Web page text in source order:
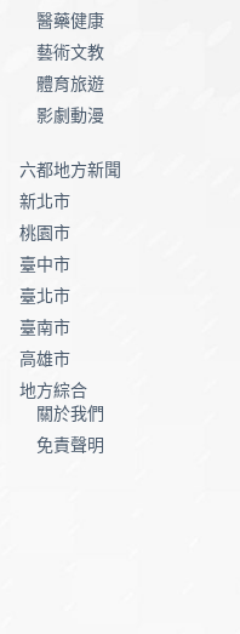
醫藥健康
藝術文教
體育旅遊
影劇動漫
六都地方新聞
新北市
桃園市
臺中市
臺北市
臺南市
高雄市
地方綜合
關於我們
免責聲明